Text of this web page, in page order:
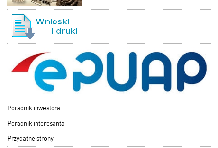
Poradnik inwestora
Poradnik interesanta
Przydatne strony